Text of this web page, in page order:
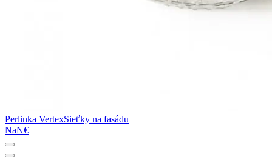
Perlinka VertexSieťky na fasádu
NaN€